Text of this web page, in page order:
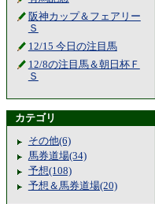
阪神カップ＆フェアリー
Ｓ
12/15 今日の注目馬
12/8の注目馬＆朝日杯Ｆ
Ｓ
カテゴリ
その他(6)
馬券道場(34)
予想(108)
予想＆馬券道場(20)